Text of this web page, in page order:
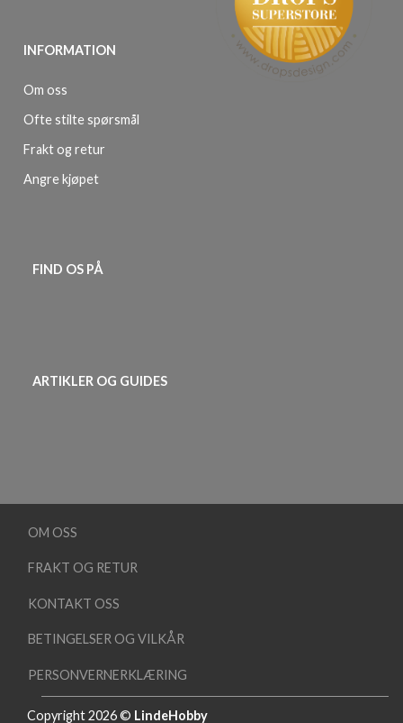
INFORMATION
Om oss
Ofte stilte spørsmål
Frakt og retur
Angre kjøpet
FIND OS PÅ
ARTIKLER OG GUIDES
OM OSS
FRAKT OG RETUR
KONTAKT OSS
BETINGELSER OG VILKÅR
PERSONVERNERKLÆRING
Copyright 2026 © LindeHobby